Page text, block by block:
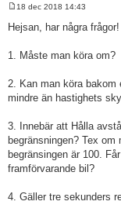
n
l
g
g
18 dec 2018 14:43
Hejsan, har några frågor!
1. Måste man köra om?
2. Kan man köra bakom
mindre än hastighets
3. Innebär att Hålla
begränsningen? Tex
begränsingen är 100.
framförvarande bil?
4. Gäller tre sekunders